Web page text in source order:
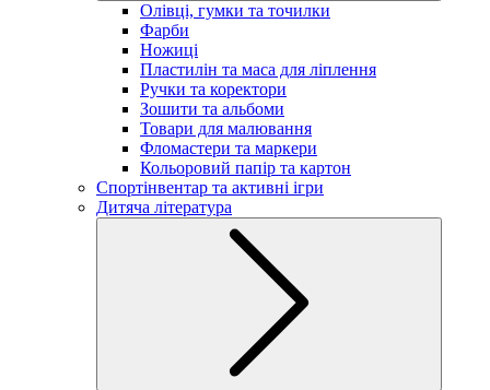
Олівці, гумки та точилки
Фарби
Ножиці
Пластилін та маса для ліплення
Ручки та коректори
Зошити та альбоми
Товари для малювання
Фломастери та маркери
Кольоровий папір та картон
Спортінвентар та активні ігри
Дитяча література